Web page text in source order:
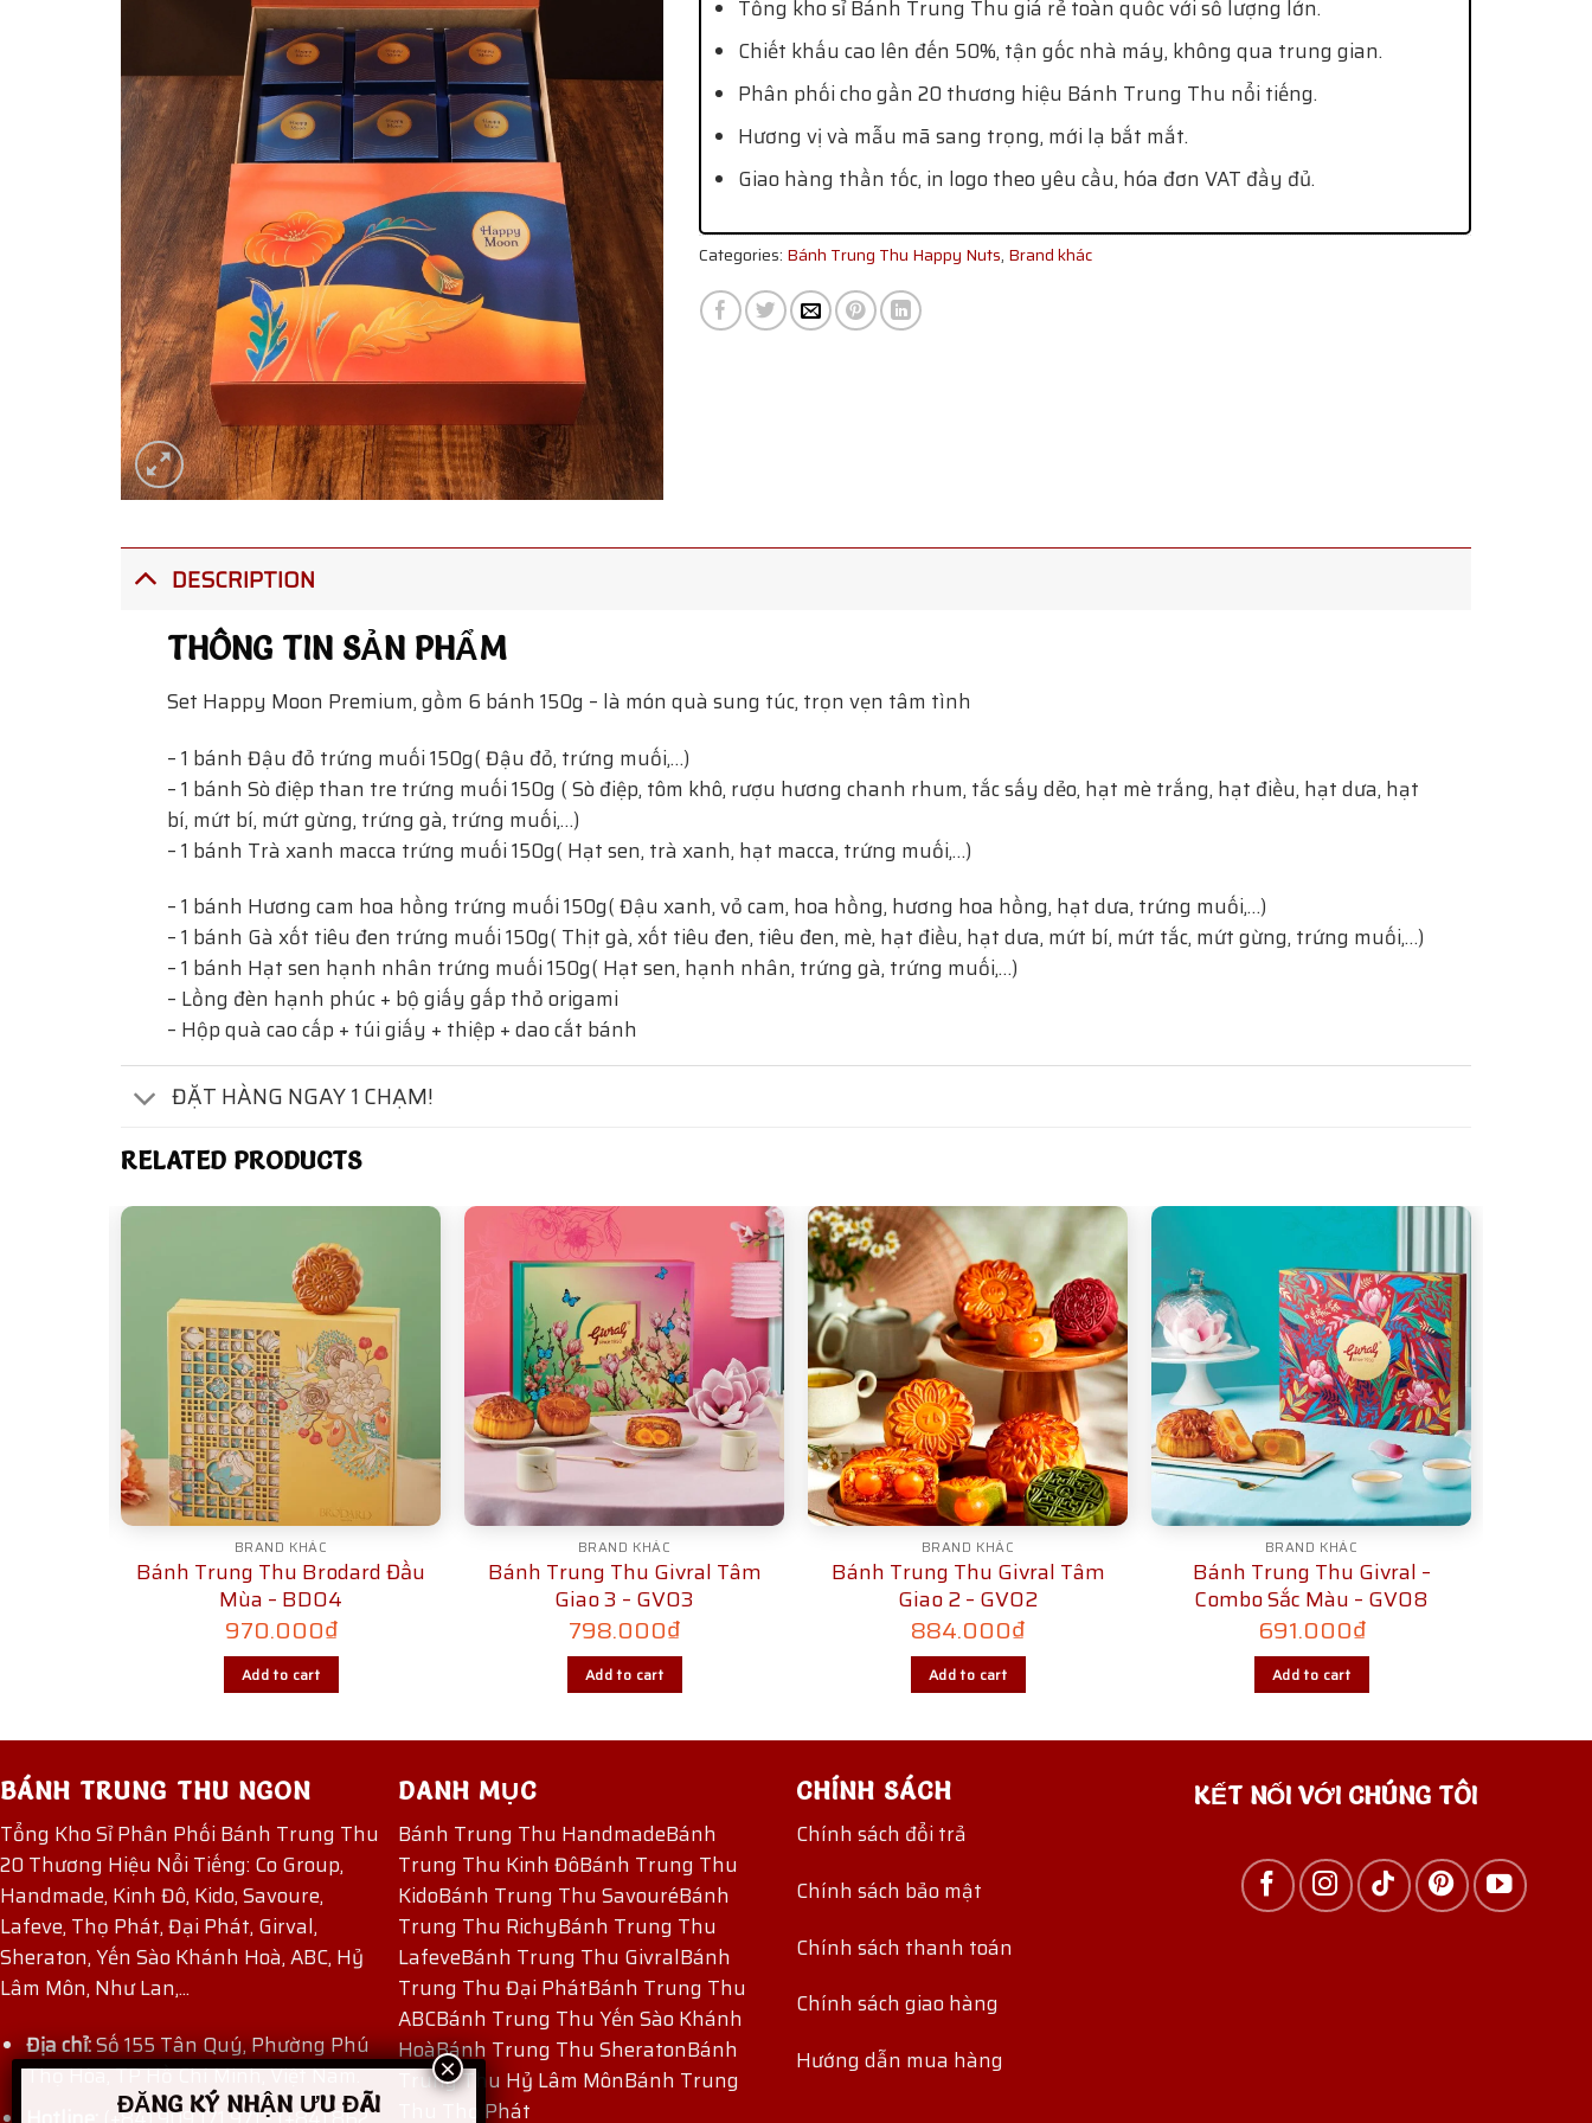
Tổng kho sỉ Bánh Trung Thu giá rẻ toàn quốc với số lượng lớn.
Chiết khấu cao lên đến 50%, tận gốc nhà máy, không qua trung gian.
Phân phối cho gần 20 thương hiệu Bánh Trung Thu nổi tiếng.
Hương vị và mẫu mã sang trọng, mới lạ bắt mắt.
Giao hàng thần tốc, in logo theo yêu cầu, hóa đơn VAT đầy đủ.
Categories: Bánh Trung Thu Happy Nuts, Brand khác
DESCRIPTION
THÔNG TIN SẢN PHẨM
Set Happy Moon Premium, gồm 6 bánh 150g – là món quà sung túc, trọn vẹn tâm tình
– 1 bánh Đậu đỏ trứng muối 150g( Đậu đỏ, trứng muối,…)
– 1 bánh Sò điệp than tre trứng muối 150g ( Sò điệp, tôm khô, rượu hương chanh rhum, tắc sấy dẻo, hạt mè trắng, hạt điều, hạt dưa, hạt
bí, mứt bí, mứt gừng, trứng gà, trứng muối,…)
– 1 bánh Trà xanh macca trứng muối 150g( Hạt sen, trà xanh, hạt macca, trứng muối,…)
– 1 bánh Hương cam hoa hồng trứng muối 150g( Đậu xanh, vỏ cam, hoa hồng, hương hoa hồng, hạt dưa, trứng muối,…)
– 1 bánh Gà xốt tiêu đen trứng muối 150g( Thịt gà, xốt tiêu đen, tiêu đen, mè, hạt điều, hạt dưa, mứt bí, mứt tắc, mứt gừng, trứng muối,…)
– 1 bánh Hạt sen hạnh nhân trứng muối 150g( Hạt sen, hạnh nhân, trứng gà, trứng muối,…)
– Lồng đèn hạnh phúc + bộ giấy gấp thỏ origami
– Hộp quà cao cấp + túi giấy + thiệp + dao cắt bánh
ĐẶT HÀNG NGAY 1 CHẠM!
RELATED PRODUCTS
BRAND KHÁC
Bánh Trung Thu Brodard Đầu
Mùa – BD04
970.000₫
Add to cart
BRAND KHÁC
Bánh Trung Thu Givral Tâm
Giao 3 – GV03
798.000₫
Add to cart
BRAND KHÁC
Bánh Trung Thu Givral Tâm
Giao 2 – GV02
884.000₫
Add to cart
BRAND KHÁC
Bánh Trung Thu Givral –
Combo Sắc Màu – GV08
691.000₫
Add to cart
BÁNH TRUNG THU NGON
Tổng Kho Sỉ Phân Phối Bánh Trung Thu
20 Thương Hiệu Nổi Tiếng: Co Group,
Handmade, Kinh Đô, Kido, Savoure,
Lafeve, Thọ Phát, Đại Phát, Girval,
Sheraton, Yến Sào Khánh Hoà, ABC, Hỷ
Lâm Môn, Như Lan,...
Địa chỉ:Số 155 Tân Quý, Phường Phú
Thọ Hòa, TP Hồ Chí Minh, Việt Nam.
DANH MỤC
Bánh Trung Thu HandmadeBánh
Trung Thu Kinh ĐôBánh Trung Thu
KidoBánh Trung Thu SavouréBánh
Trung Thu RichyBánh Trung Thu
LafeveBánh Trung Thu GivralBánh
Trung Thu Đại PhátBánh Trung Thu
ABCBánh Trung Thu Yến Sào Khánh
HoàBánh Trung Thu SheratonBánh
Trung Thu Hỷ Lâm MônBánh Trung
Thu Thọ Phát
CHÍNH SÁCH
Chính sách đổi trả
Chính sách bảo mật
Chính sách thanh toán
Chính sách giao hàng
Hướng dẫn mua hàng
KẾT NỐI VỚI CHÚNG TÔI
ĐĂNG KÝ NHẬN ƯU ĐÃI